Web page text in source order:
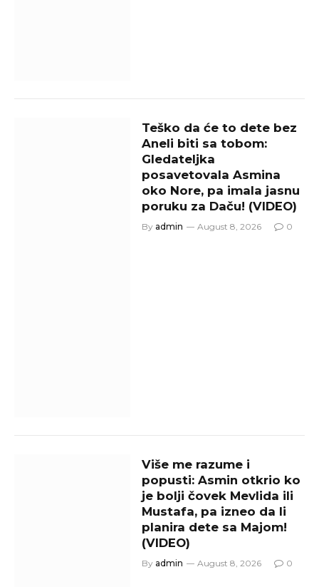
Teško da će to dete bez
Aneli biti sa tobom:
Gledateljka
posavetovala Asmina
oko Nore, pa imala jasnu
poruku za Daču! (VIDEO)
By admin August 8, 2026 0
Više me razume i
popusti: Asmin otkrio ko
je bolji čovek Mevlida ili
Mustafa, pa izneo da li
planira dete sa Majom!
(VIDEO)
By admin August 8, 2026 0